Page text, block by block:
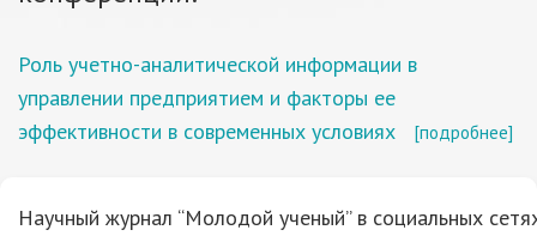
Роль учетно-аналитической информации в
управлении предприятием и факторы ее
эффективности в современных условиях
[подробнее]
Научный журнал “Молодой ученый” в социальных